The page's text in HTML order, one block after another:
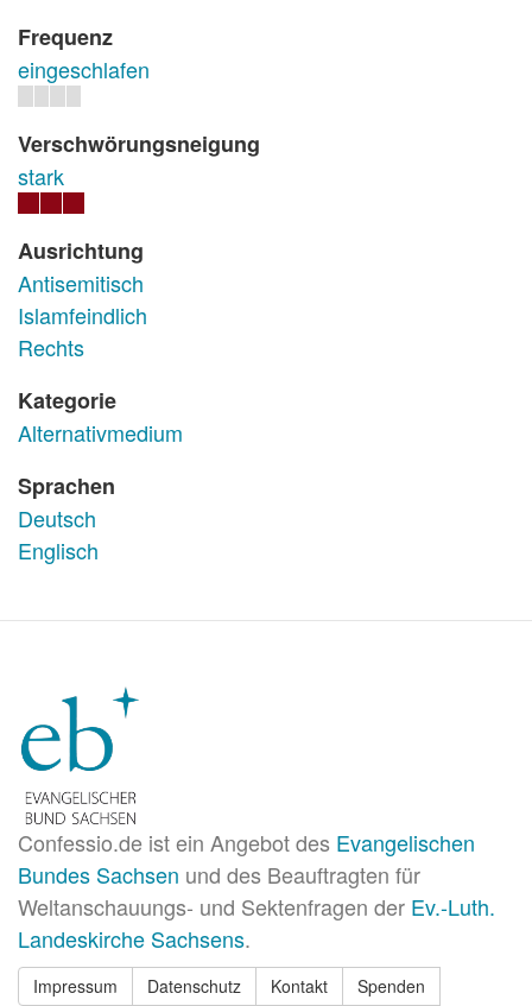
Frequenz
eingeschlafen
Verschwörungsneigung
stark
Ausrichtung
Antisemitisch
Islamfeindlich
Rechts
Kategorie
Alternativmedium
Sprachen
Deutsch
Englisch
Confessio.de ist ein Angebot des Evangelischen
Bundes Sachsen und des Beauftragten für
Weltanschauungs- und Sektenfragen der Ev.-Luth.
Landeskirche Sachsens.
Impressum Datenschutz Kontakt Spenden